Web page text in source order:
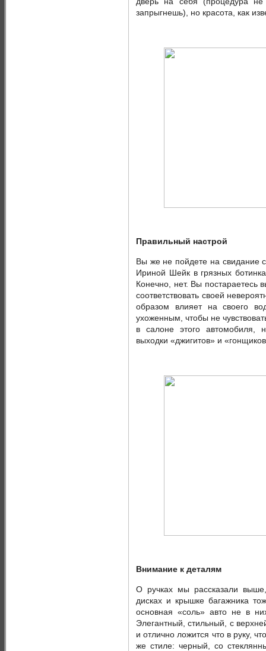
запрыгнешь), но красота, как
Правильный настрой
Вы же не пойдете на свидание
Ириной Шейк в грязных
Конечно, нет. Вы постараетесь
соответствовать своей
образом влияет на своего
ухоженным, чтобы не
в салоне этого автомобиля,
выходки «джигитов» и
Внимание к деталям
О ручках мы рассказали
дисках и крышке багажника
основная «cоль» авто не в
Элегантный, стильный, с
и отлично ложится что в руку,
же стиле: черный, со